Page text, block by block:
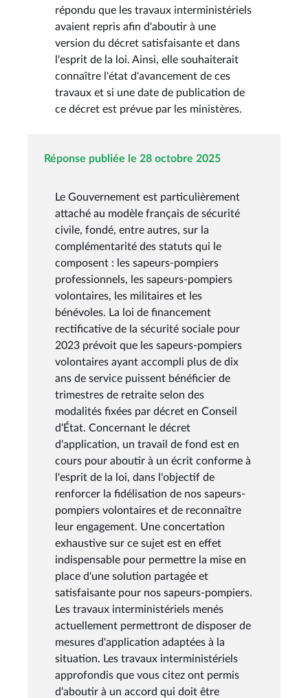
répondu que les travaux interministériels
avaient repris afin d'aboutir à une
version du décret satisfaisante et dans
l'esprit de la loi. Ainsi, elle souhaiterait
connaître l'état d'avancement de ces
travaux et si une date de publication de
ce décret est prévue par les ministères.
Réponse publiée le 28 octobre 2025
Le Gouvernement est particulièrement
attaché au modèle français de sécurité
civile, fondé, entre autres, sur la
complémentarité des statuts qui le
composent : les sapeurs-pompiers
professionnels, les sapeurs-pompiers
volontaires, les militaires et les
bénévoles. La loi de financement
rectificative de la sécurité sociale pour
2023 prévoit que les sapeurs-pompiers
volontaires ayant accompli plus de dix
ans de service puissent bénéficier de
trimestres de retraite selon des
modalités fixées par décret en Conseil
d'État. Concernant le décret
d'application, un travail de fond est en
cours pour aboutir à un écrit conforme à
l'esprit de la loi, dans l'objectif de
renforcer la fidélisation de nos sapeurs-
pompiers volontaires et de reconnaître
leur engagement. Une concertation
exhaustive sur ce sujet est en effet
indispensable pour permettre la mise en
place d'une solution partagée et
satisfaisante pour nos sapeurs-pompiers.
Les travaux interministériels menés
actuellement permettront de disposer de
mesures d'application adaptées à la
situation. Les travaux interministériels
approfondis que vous citez ont permis
d'aboutir à un accord qui doit être